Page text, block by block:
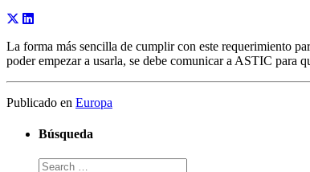
La forma más sencilla de cumplir con este requerimiento
poder empezar a usarla, se debe comunicar a ASTIC para
Publicado en Europa
Búsqueda